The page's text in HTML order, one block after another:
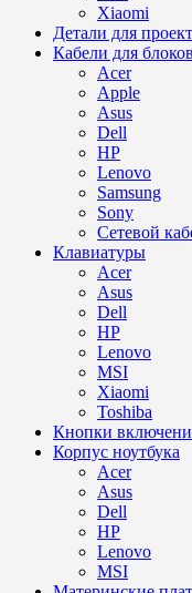
Xiaomi
Детали для
Кабели для
Acer
Apple
Asus
Dell
HP
Lenovo
Samsung
Sony
Сетевой
Клавиатуры
Acer
Asus
Dell
HP
Lenovo
MSI
Xiaomi
Toshiba
Кнопки
Корпус ноутбука
Acer
Asus
Dell
HP
Lenovo
MSI